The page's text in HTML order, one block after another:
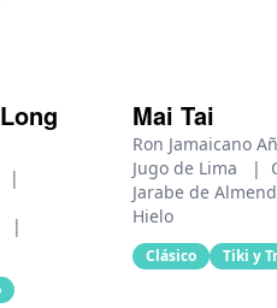
|
|
Mai Tai
Ron Jamaicano
Jugo de Lima
|
Jarabe de
Hielo
Clásico Tiki y